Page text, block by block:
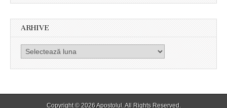
ARHIVE
Arhive
Copyright © 2026Apostolul. All Rights Reserved.